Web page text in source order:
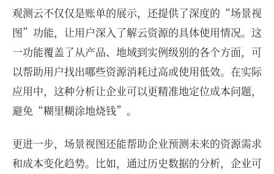
观测云不仅仅是账单的展示，还提供了深度的“场景视
图”功能，让用户深入了解云资源的具体使用情况。这
一功能覆盖了从产品、地域到实例级别的各个方面，可
以帮助用户找出哪些资源消耗过高或使用低效。在实际
应用中，这种分析让企业可以更精准地定位成本问题，
避免“糊里糊涂地烧钱”。
更进一步，场景视图还能帮助企业预测未来的资源需求
和成本变化趋势。比如，通过历史数据的分析，企业可